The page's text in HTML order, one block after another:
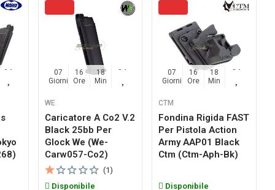
33
07
Giorni
16
Ore
18
Min
33
WE
Caricatore A Co2 V.2
Black 25bb Per
Glock We (we-
Carw057-Co2)
(1)
Disponibile
07
Giorni
16
Ore
18
Min
33
CTM
Fondina Rigida FAST
Per Pistola Action
Army AAP01 Black
Ctm (ctm-Aph-Bk)
Disponibile